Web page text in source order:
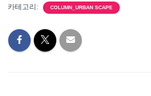
카테고리: COLUMN_URBAN SCAPE